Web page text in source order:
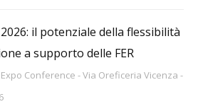
il potenziale della flessibilità
a supporto delle FER
Expo Conference - Via Oreficeria Vicenza -